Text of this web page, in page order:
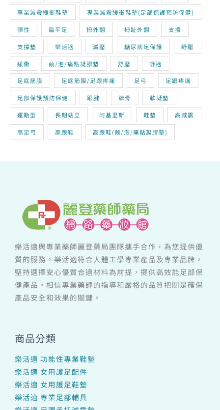
專業減震緩衝鞋墊 專業減震緩衝鞋墊(足部保護預防保健)
彈性 扁平足 拇外翻 拇趾外翻 支撐
支撐墊 樂活適 減壓 糖尿病足保護 紓壓
緩衝 繭/泡/痛點凝膠墊 舒壓 舒適
足底筋膜 足底筋膜/足跟疼痛 足弓 足跟疼痛
足部保護預防保健 跟腱 蹠骨 軟凝墊
運動型 長期站立 阿基里斯 鞋墊 高減震
高足弓 高跟鞋 高跟鞋(繭/泡/痛點凝膠墊)
樂活適與專業藥師麗登藥局團隊攜手合作，為您提供優
質的服務。樂活適符合人體工學專業產品及專業品牌，
堅持選擇安心優質合適材料為前提，提供高效能足部保
健產品。相信專業藥師的指導和嚴格的品質把關是確保
產品安全和效果的關鍵。
商品分類
樂活適 功能性專業鞋墊
樂活適 女用護足配件
樂活適 女用護足鞋墊
樂活適 專業足部輔具